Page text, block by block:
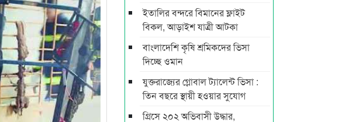
ইতালির বন্দরে বিমানের ফ্লাইট
বিকল, আড়াইশ যাত্রী আটকা
বাংলাদেশি কৃষি শ্রমিকদের ভিসা
দিচ্ছে ওমান
যুক্তরাজ্যের গ্লোবাল ট্যালেন্ট ভিসা :
তিন বছরে স্থায়ী হওয়ার সুযোগ
গ্রিসে ২০২ অভিবাসী উদ্ধার,